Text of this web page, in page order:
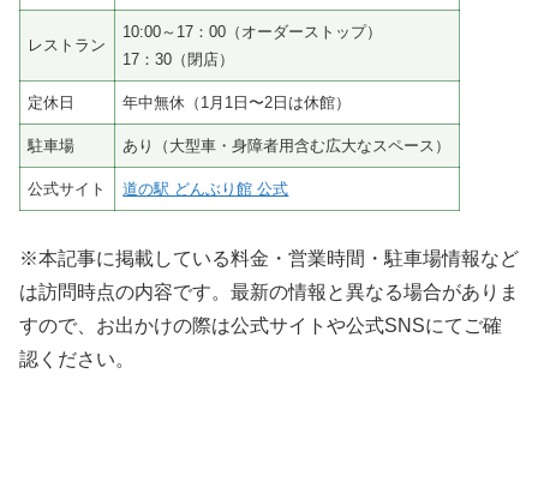
レストラン
10:00～17：00（オーダーストップ）
17：30（閉店）
定休日 年中無休（1月1日〜2日は休館）
駐車場 あり（大型車・身障者用含む広大なスペース）
公式サイト 道の駅 どんぶり館 公式
※本記事に掲載している料金・営業時間・駐車場情報など
は訪問時点の内容です。最新の情報と異なる場合がありま
すので、お出かけの際は公式サイトや公式SNSにてご確
認ください。